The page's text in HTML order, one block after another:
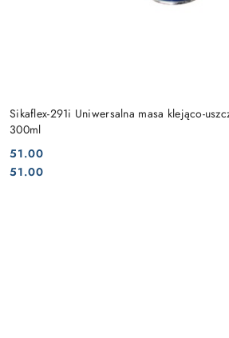
Sikaflex-291i Uniwersalna masa klejąco-
300ml
Cena:
51.00
Cena:
51.00